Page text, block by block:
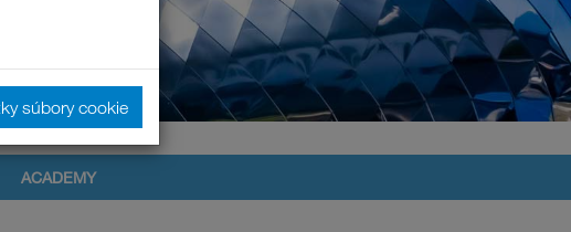
ACADEMY
súbory cookie